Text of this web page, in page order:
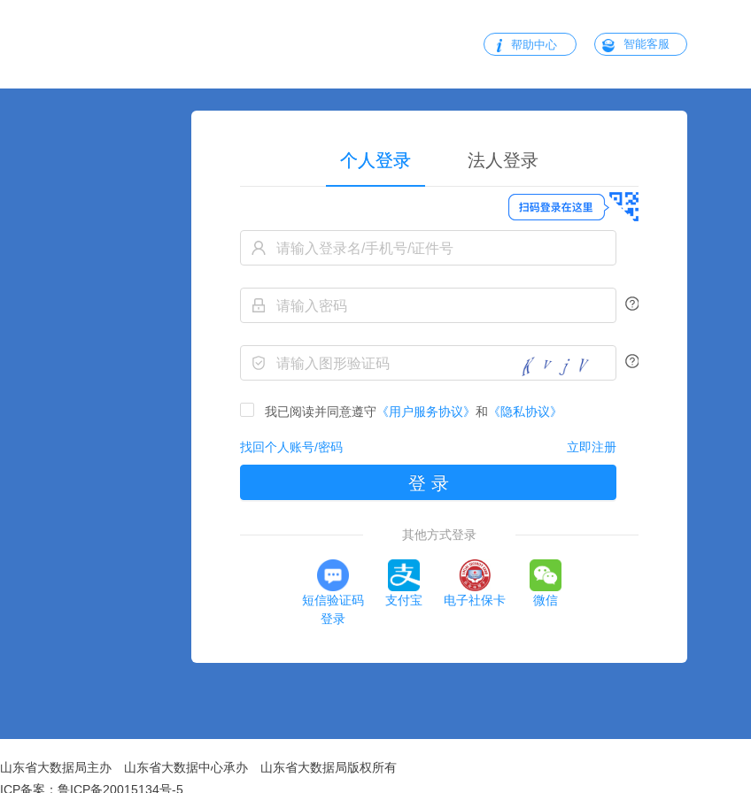
帮助中心 智能客服
个人登录 法人登录
我已阅读并同意遵守 《用户服务协议》 和 《隐私协议》
找回个人账号/密码 立即注册
登 录
其他方式登录
短信验证码
登录
支付宝 电子社保卡 微信
山东省大数据局主办 山东省大数据中心承办 山东省大数据局版权所有
ICP备案：鲁ICP备20015134号-5